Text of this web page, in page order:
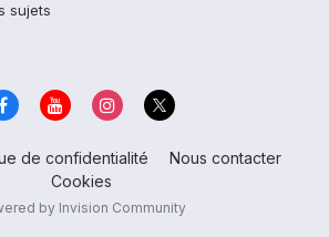
sujets
de confidentialité
Nous contacter
Cookies
by Invision Community